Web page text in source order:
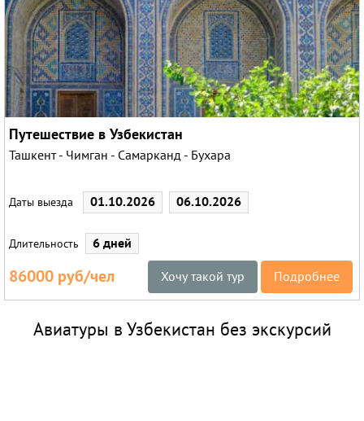
Путешествие в Узбекистан
Ташкент - Чимган - Самарканд - Бухара
Даты выезда 01.10.2026 06.10.2026
Длительность 6 дней
86000 руб/чел Хочу такой тур Подробнее
Авиатуры в Узбекистан без экскурсий